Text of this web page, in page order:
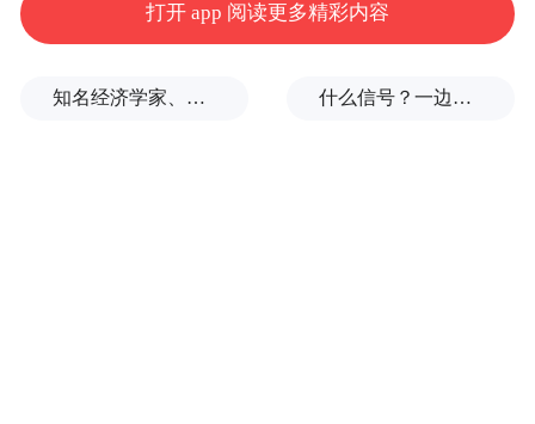
打开 app 阅读更多精彩内容
知名经济学家、教育家、出版人高希均辞世，享年90岁 什么信号？一边金价大跌，一边各国央行一直买